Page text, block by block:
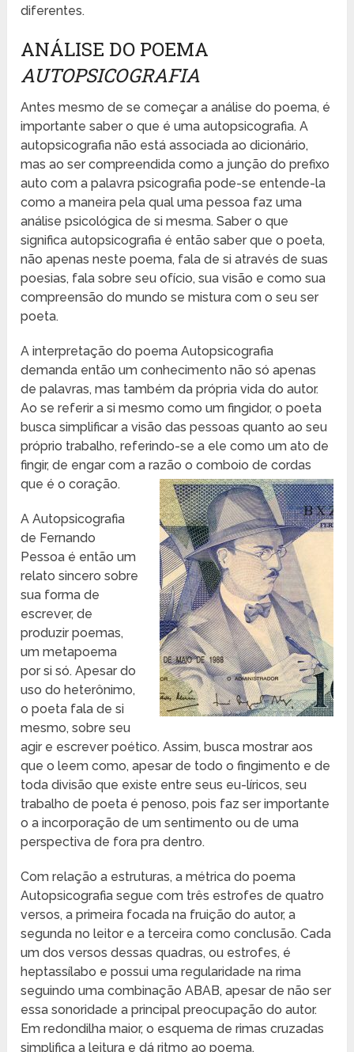
diferentes.
ANÁLISE DO POEMA
AUTOPSICOGRAFIA
Antes mesmo de se começar a análise do poema, é
importante saber o que é uma autopsicografia. A
autopsicografia não está associada ao dicionário,
mas ao ser compreendida como a junção do prefixo
auto com a palavra psicografia pode-se entende-la
como a maneira pela qual uma pessoa faz uma
análise psicológica de si mesma. Saber o que
significa autopsicografia é então saber que o poeta,
não apenas neste poema, fala de si através de suas
poesias, fala sobre seu ofício, sua visão e como sua
compreensão do mundo se mistura com o seu ser
poeta.
A interpretação do poema Autopsicografia
demanda então um conhecimento não só apenas
de palavras, mas também da própria vida do autor.
Ao se referir a si mesmo como um fingidor, o poeta
busca simplificar a visão das pessoas quanto ao seu
próprio trabalho, referindo-se a ele como um ato de
fingir, de engar com a razão o comboio de cordas
que é o coração.
A Autopsicografia
de Fernando
Pessoa é então um
relato sincero sobre
sua forma de
escrever, de
produzir poemas,
um metapoema
por si só. Apesar do
uso do heterônimo,
o poeta fala de si
mesmo, sobre seu
agir e escrever poético. Assim, busca mostrar aos
que o leem como, apesar de todo o fingimento e de
toda divisão que existe entre seus eu-líricos, seu
trabalho de poeta é penoso, pois faz ser importante
o a incorporação de um sentimento ou de uma
perspectiva de fora pra dentro.
Com relação a estruturas, a métrica do poema
Autopsicografia segue com três estrofes de quatro
versos, a primeira focada na fruição do autor, a
segunda no leitor e a terceira como conclusão. Cada
um dos versos dessas quadras, ou estrofes, é
heptassílabo e possui uma regularidade na rima
seguindo uma combinação ABAB, apesar de não ser
essa sonoridade a principal preocupação do autor.
Em redondilha maior, o esquema de rimas cruzadas
simplifica a leitura e dá ritmo ao poema.